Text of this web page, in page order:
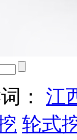
： 江
轮式